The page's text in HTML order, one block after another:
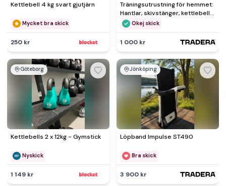
Kettlebell 4 kg svart gjutjärn
Mycket bra skick
250 kr
Träningsutrustning för hemmet:
Hantlar, skivstänger, kettlebells
och vikter
Okej skick
1 000 kr
Göteborg
Kettlebells 2 x 12kg - Gymstick
Nyskick
1 149 kr
Jönköping
Löpband Impulse ST490
Bra skick
3 900 kr